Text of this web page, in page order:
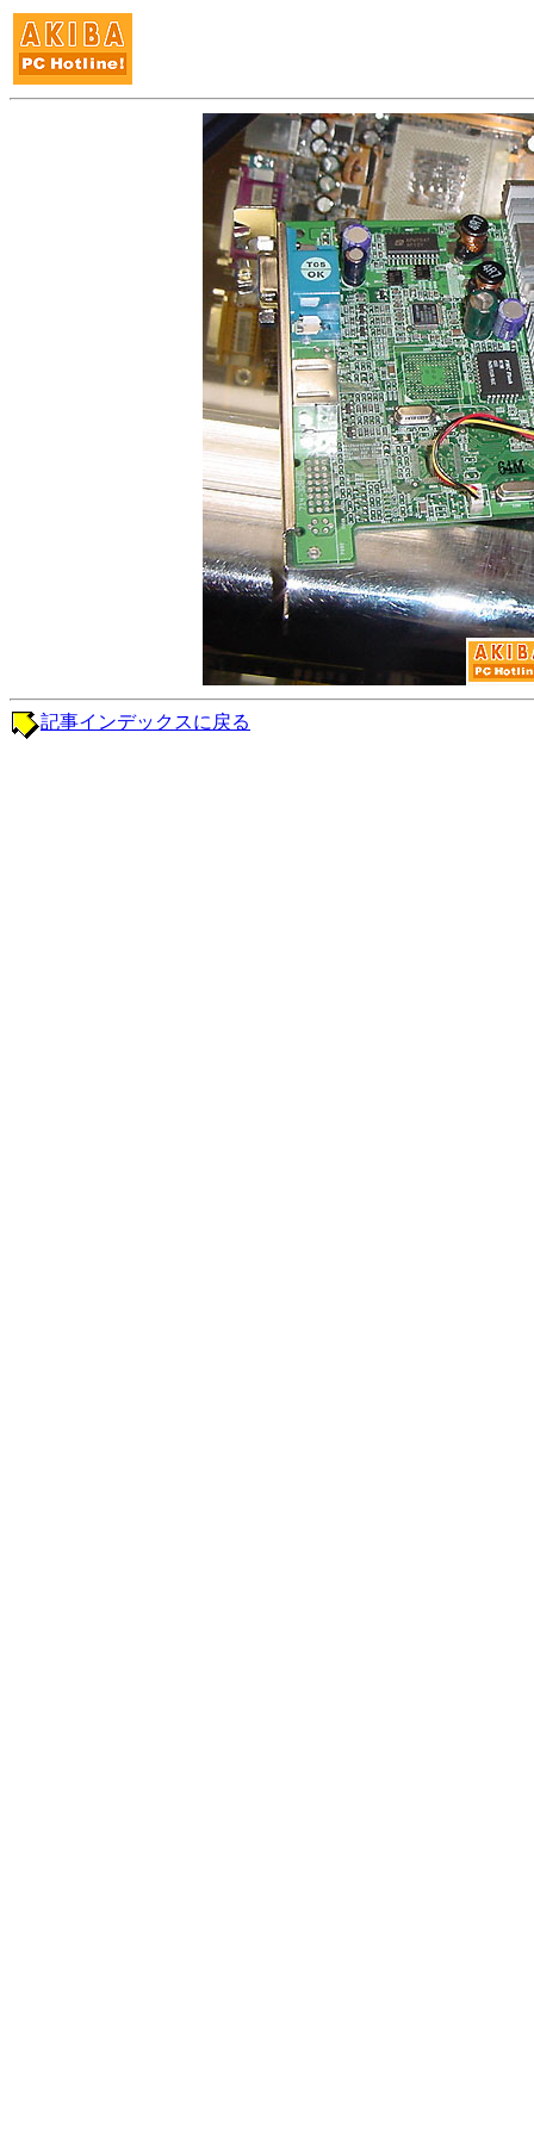
記事インデックスに戻る